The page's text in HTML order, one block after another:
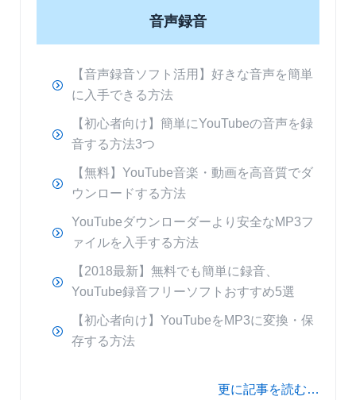
音声録音
【音声録音ソフト活用】好きな音声を簡単
に入手できる方法
【初心者向け】簡単にYouTubeの音声を録
音する方法3つ
【無料】YouTube音楽・動画を高音質でダ
ウンロードする方法
YouTubeダウンローダーより安全なMP3フ
ァイルを入手する方法
【2018最新】無料でも簡単に録音、
YouTube録音フリーソフトおすすめ5選
【初心者向け】YouTubeをMP3に変換・保
存する方法
更に記事を読む…